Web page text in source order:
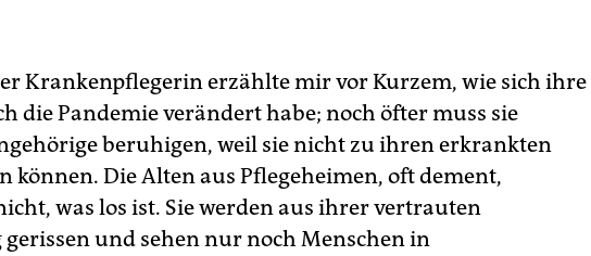
Krankenpflegerin erzählte mir vor Kurzem, wie sich ihre
die Pandemie verändert habe; noch öfter muss sie
beruhigen, weil sie nicht zu ihren erkrankten
können. Die Alten aus Pflegeheimen, oft dement,
was los ist. Sie werden aus ihrer vertrauten
und sehen nur noch Menschen in